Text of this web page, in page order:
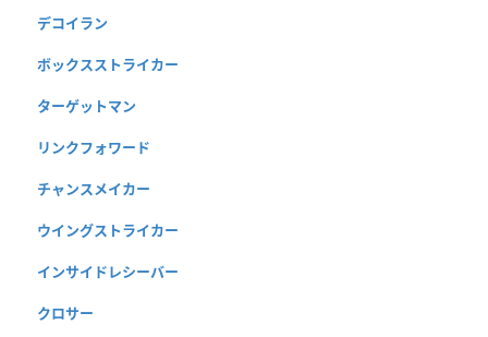
デコイラン
ボックスストライカー
ターゲットマン
リンクフォワード
チャンスメイカー
ウイングストライカー
インサイドレシーバー
クロサー